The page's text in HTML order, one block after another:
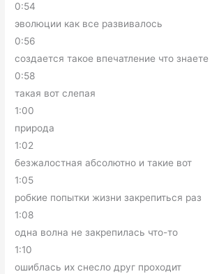
0:54
эволюции как все развивалось
0:56
создается такое впечатление что знаете
0:58
такая вот слепая
1:00
природа
1:02
безжалостная абсолютно и такие вот
1:05
робкие попытки жизни закрепиться раз
1:08
одна волна не закрепилась что-то
1:10
ошиблась их снесло друг проходит